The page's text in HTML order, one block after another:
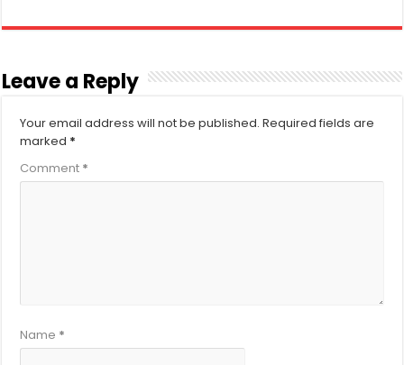
Leave a Reply
Your email address will not be published. Required fields are
marked *
Comment *
Name *